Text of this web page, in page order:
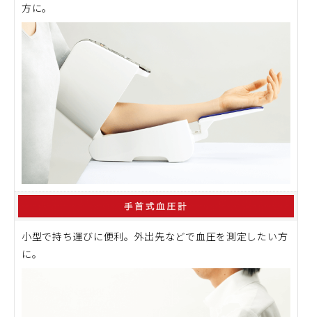
方に。
小型で持ち運びに便利。外出先などで血圧を測定したい方
に。